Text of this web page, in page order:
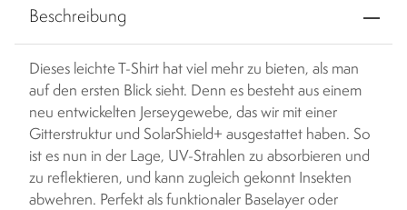
Beschreibung
Dieses leichte T-Shirt hat viel mehr zu bieten, als man
auf den ersten Blick sieht. Denn es besteht aus einem
neu entwickelten Jerseygewebe, das wir mit einer
Gitterstruktur und SolarShield+ ausgestattet haben. So
ist es nun in der Lage, UV-Strahlen zu absorbieren und
zu reflektieren, und kann zugleich gekonnt Insekten
abwehren. Perfekt als funktionaler Baselayer oder